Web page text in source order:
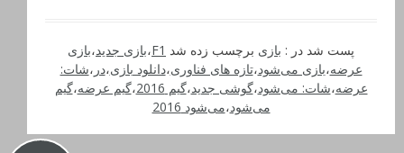
پست شد در : بازی برچسب زده شد F1،بازی جدید،بازی
عرضه،بازی می‌شود،تازه های فناوری،دانلود بازی،در ،شات:
عرضه،شات: می‌شود،گوشی جدید،گیم 2016 ،گیم عرضه،گیم
می‌شود،می‌شود 2016